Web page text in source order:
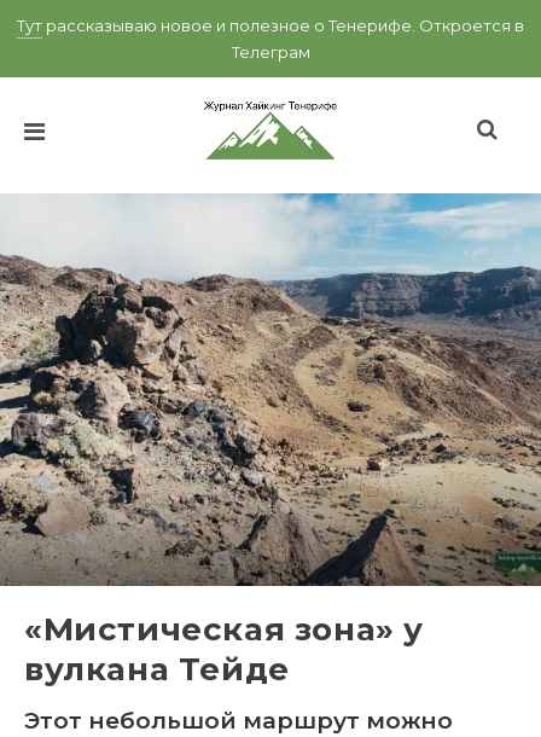
Тут рассказываю новое и полезное о Тенерифе. Откроется в
Телеграм
«Мистическая зона» у
вулкана Тейде
Этот небольшой маршрут можно